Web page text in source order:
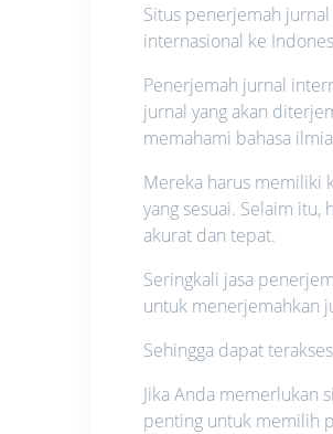
Situs penerjemah
internasional ke
Penerjemah jurnal
jurnal yang akan
memahami bahasa
Mereka harus memiliki
yang sesuai. Selaim
akurat dan tepat.
Seringkali jasa
untuk menerjemahkan
Sehingga dapat
Jika Anda memerlukan
penting untuk memilih